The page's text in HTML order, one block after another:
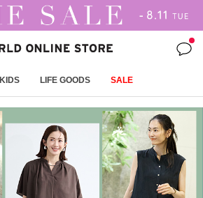
KIDS LIFE GOODS SALE